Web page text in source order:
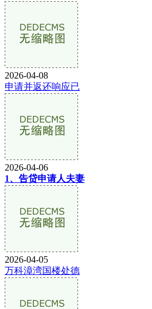
2026-04-08
申请并返还响应已
2026-04-06
1、告贷申请人夫妻
2026-04-05
万科漳湾国楼处德